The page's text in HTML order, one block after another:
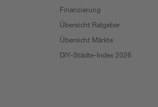
Finanzierung
Übersicht Ratgeber
Übersicht Märkte
DIY-Städte-Index 2026